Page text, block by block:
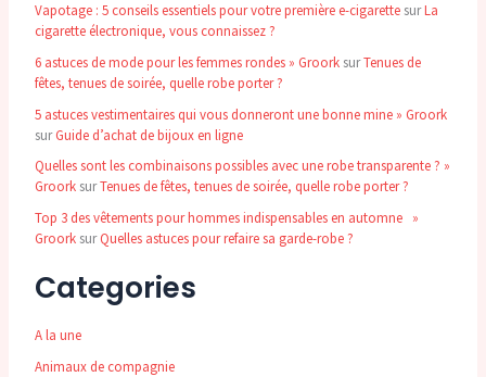
Vapotage : 5 conseils essentiels pour votre première e-cigarette surLa
cigarette électronique, vous connaissez ?
6 astuces de mode pour les femmes rondes » Groork surTenues de
fêtes, tenues de soirée, quelle robe porter ?
5 astuces vestimentaires qui vous donneront une bonne mine » Groork
surGuide d’achat de bijoux en ligne
Quelles sont les combinaisons possibles avec une robe transparente ? »
Groork surTenues de fêtes, tenues de soirée, quelle robe porter ?
Top 3 des vêtements pour hommes indispensables en automne »
Groork surQuelles astuces pour refaire sa garde-robe ?
Categories
A la une
Animaux de compagnie